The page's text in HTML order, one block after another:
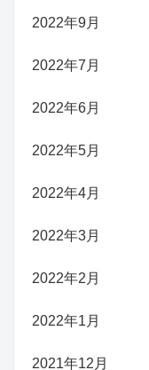
2022年9月
2022年7月
2022年6月
2022年5月
2022年4月
2022年3月
2022年2月
2022年1月
2021年12月